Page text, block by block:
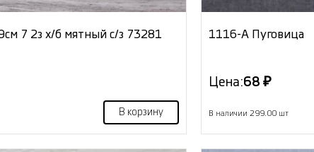
7 2з х/б мятный с/з 73281
В корзину
1116-А Пуговица
Цена:68 ₽
В наличии 299.00 шт